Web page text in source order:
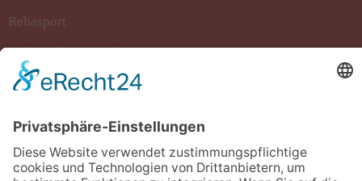
Rehasport
Rollstuhlbasketball
Sportkegeln
Tanzsport
Turnen/Fitness/Gymnastik